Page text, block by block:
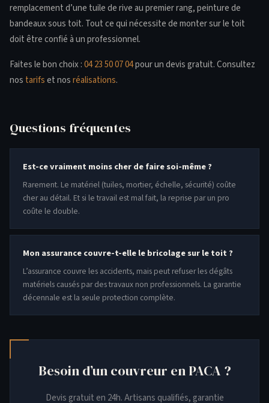
remplacement d’une tuile de rive au premier rang, peinture de
bandeaux sous toit. Tout ce qui nécessite de monter sur le toit
doit être confié à un professionnel.
Faites le bon choix :04 23 50 07 04pour un devis gratuit. Consultez
nos tarifset nosréalisations.
Questions fréquentes
Est-ce vraiment moins cher de faire soi-même ?
Rarement. Le matériel (tuiles, mortier, échelle, sécurité) coûte
cher au détail. Et si le travail est mal fait, la reprise par un pro
coûte le double.
Mon assurance couvre-t-elle le bricolage sur le toit ?
L’assurance couvre les accidents, mais peut refuser les dégâts
matériels causés par des travaux non professionnels. La garantie
décennale est la seule protection complète.
Besoin d’un couvreur en PACA ?
Devis gratuit en 24h. Artisans qualifiés, garantie